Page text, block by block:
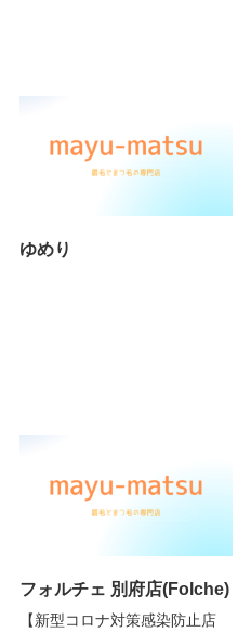
ゆめり
フォルチェ 別府店(Folche)
【新型コロナ対策感染防止店